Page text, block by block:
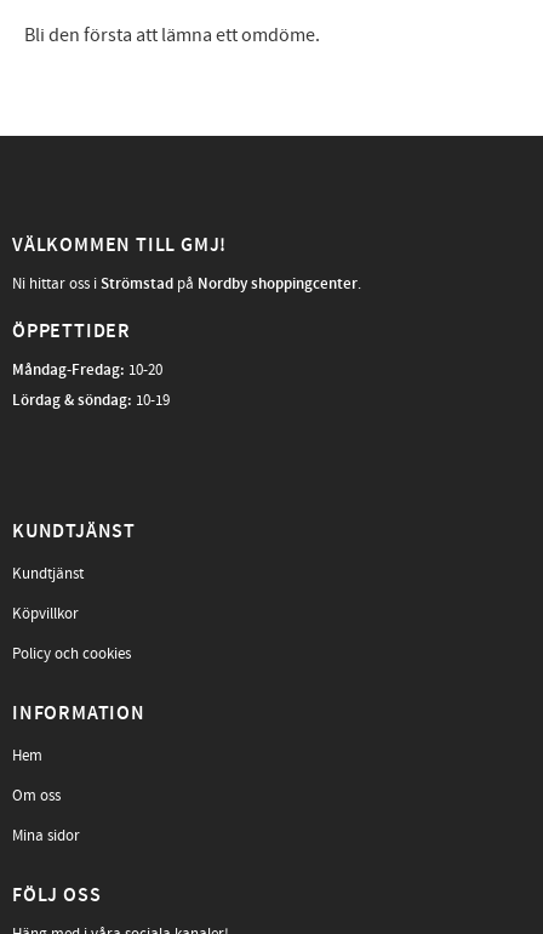
Bli den första att lämna ett omdöme.
VÄLKOMMEN TILL GMJ!
Ni hittar oss iStrömstad på Nordby shoppingcenter.
ÖPPETTIDER
Måndag-Fredag: 10-20
Lördag & söndag: 10-19
KUNDTJÄNST
Kundtjänst
Köpvillkor
Policy och cookies
INFORMATION
Hem
Om oss
Mina sidor
FÖLJ OSS